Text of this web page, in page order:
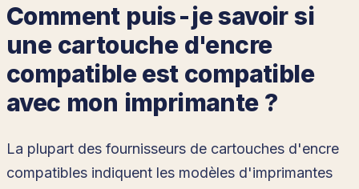
Comment puis-je savoir si
une cartouche d'encre
compatible est compatible
avec mon imprimante ?
La plupart des fournisseurs de cartouches d'encre
compatibles indiquent les modèles d'imprimantes